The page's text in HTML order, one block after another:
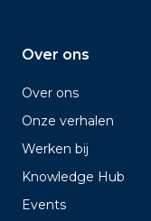
Over ons
Over ons
Onze verhalen
Werken bij
Knowledge Hub
Events